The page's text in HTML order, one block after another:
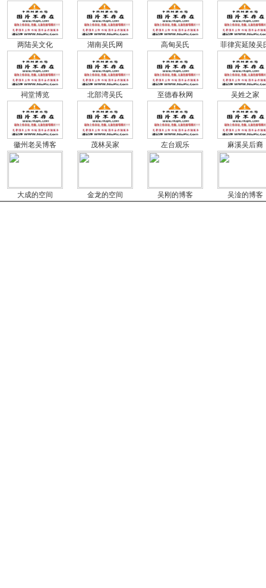
两陆吴文化 湖南吴氏网 高甸吴氏 菲律宾延陵吴
祠堂博览 北部湾吴氏 至德春秋网 吴姓之家
徽州老吴博客 茂林吴家 左台观乐 麻溪吴后裔
大成的空间 金龙的空间 吴刚的博客 吴淦的博客